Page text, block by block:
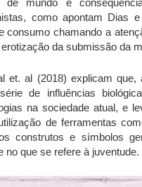
mundo e
como apontam Dias
consumo chamando a
da submissão da
et. al (2018) explicam
de influências
na sociedade atual, e
de ferramentas
construtos e símbolos
no que se refere à juventude.